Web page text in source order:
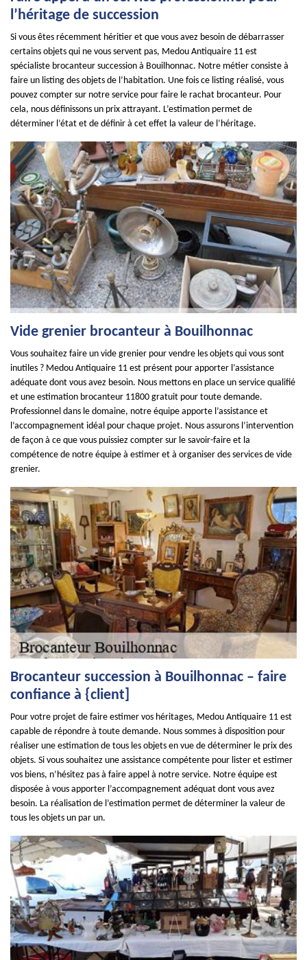
l’héritage de succession
Si vous êtes récemment héritier et que vous avez besoin de débarrasser
certains objets qui ne vous servent pas, Medou Antiquaire 11 est
spécialiste brocanteur succession à Bouilhonnac. Notre métier consiste à
faire un listing des objets de l’habitation. Une fois ce listing réalisé, vous
pouvez compter sur notre service pour faire le rachat brocanteur. Pour
cela, nous définissons un prix attrayant. L’estimation permet de
déterminer l’état et de définir à cet effet la valeur de l’héritage.
Vide grenier brocanteur à Bouilhonnac
Vous souhaitez faire un vide grenier pour vendre les objets qui vous sont
inutiles ? Medou Antiquaire 11 est présent pour apporter l’assistance
adéquate dont vous avez besoin. Nous mettons en place un service qualifié
et une estimation brocanteur 11800 gratuit pour toute demande.
Professionnel dans le domaine, notre équipe apporte l’assistance et
l’accompagnement idéal pour chaque projet. Nous assurons l’intervention
de façon à ce que vous puissiez compter sur le savoir-faire et la
compétence de notre équipe à estimer et à organiser des services de vide
grenier.
Brocanteur succession à Bouilhonnac – faire
confiance à {client]
Pour votre projet de faire estimer vos héritages, Medou Antiquaire 11 est
capable de répondre à toute demande. Nous sommes à disposition pour
réaliser une estimation de tous les objets en vue de déterminer le prix des
objets. Si vous souhaitez une assistance compétente pour lister et estimer
vos biens, n’hésitez pas à faire appel à notre service. Notre équipe est
disposée à vous apporter l’accompagnement adéquat dont vous avez
besoin. La réalisation de l’estimation permet de déterminer la valeur de
tous les objets un par un.